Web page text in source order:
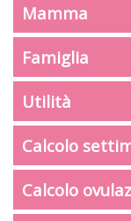
Mamma
Famiglia
Utilità
Calcolo
Calcolo